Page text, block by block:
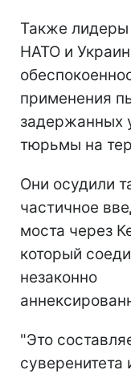
Также лидеры
НАТО и
применения
задержанных
тюрьмы на
Они осудили
частичное
моста через
который
незаконно
"Это
суверенитета